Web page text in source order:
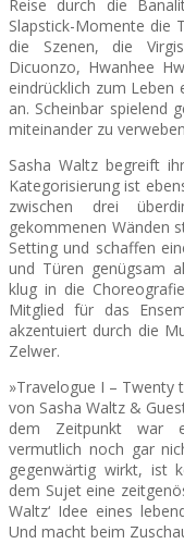
Reise durch die
Slapstick-Momente die
die Szenen, die
Dicuonzo, Hwanhee
eindrücklich zum Leben
an. Scheinbar spielend
miteinander zu
Sasha Waltz begreift
Kategorisierung ist
zwischen drei
gekommenen Wänden
Setting und schaffen
und Türen genügsam
klug in die
Mitglied für das
akzentuiert durch die
Zelwer.
»Travelogue I – Twenty
von Sasha Waltz &
dem Zeitpunkt war
vermutlich noch gar
gegenwärtig wirkt, ist
dem Sujet eine
Waltz‘ Idee eines
Und macht beim